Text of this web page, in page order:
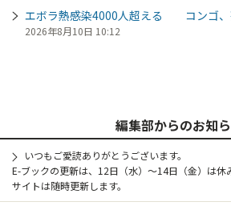
エボラ熱感染4000人超える コンゴ、
2026年8月10日 10:12
編集部からのお知
いつもご愛読ありがとうございます。
E-ブックの更新は、12日（水）～14日（金）は休
サイトは随時更新します。